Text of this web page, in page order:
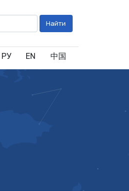
Найти
РУ EN 中国